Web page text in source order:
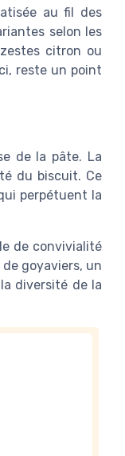
au fil des
selon les
citron ou
reste un point
de la pâte. La
du biscuit. Ce
perpétuent la
de convivialité
goyaviers, un
diversité de la